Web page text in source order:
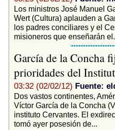
Los ministros José Manuel
Wert (Cultura) aplauden a
los padres conciliares y el
misioneros que enseñarán
García de la Concha
prioridades del
03:32 (02/02/12) Fuente:
Dos vastos continentes,
Víctor García de la Concha
instituto Cervantes. El
tomó ayer posesión de...